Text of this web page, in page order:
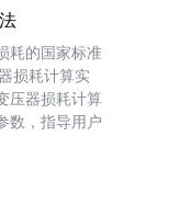
耗的国家标准
损耗计算实
压器损耗计算
数，指导用户